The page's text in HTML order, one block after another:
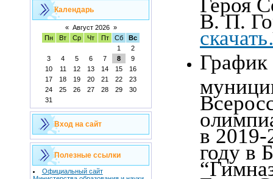
Календарь
« Август 2026 »
Пн
Вт Ср Чт Пт Сб
Вс
1
2
3
4 5 6 7 8
9
10
11 12 13 14 15
16
17
18 19 20 21 22
23
24
25 26 27 28 29
30
31
Вход на сайт
Полезные ссылки
Официальный сайт
В. П.
График
в 2019-
году в